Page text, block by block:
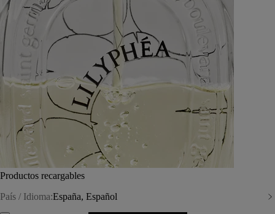
Productos recargables
País / Idioma:España, Español